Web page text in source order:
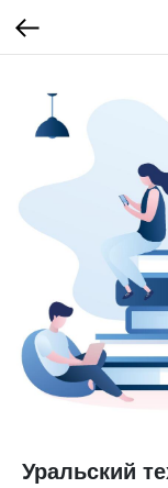
Уральский